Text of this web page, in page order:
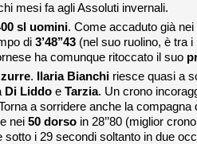
mesi fa agli Assoluti invernali.
sl uomini. Come accaduto già nei
di 3’48’’43 (nel suo ruolino, è tra
ha comunque ritoccato il suo
. Ilaria Bianchi riesce quasi a
Di Liddo e Tarzia. Un crono
a sorridere anche la compagna
nei 50 dorso in 28’’80 (miglior
i 29 secondi soltanto in due